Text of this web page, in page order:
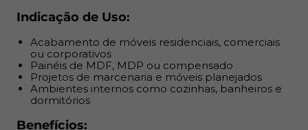
Para coladeiras: utilize adesivo Hotmelt
Aplicação à mão: use cola de contato
Corte a fita na medida do painel
Fixe com pressão por toda a extensão
Indicação de Uso:
Acabamento de móveis residenciais, comerciais
ou corporativos
Painéis de MDF, MDP ou compensado
Projetos de marcenaria e móveis planejados
Ambientes internos como cozinhas, banheiros e
dormitórios
Benefícios: